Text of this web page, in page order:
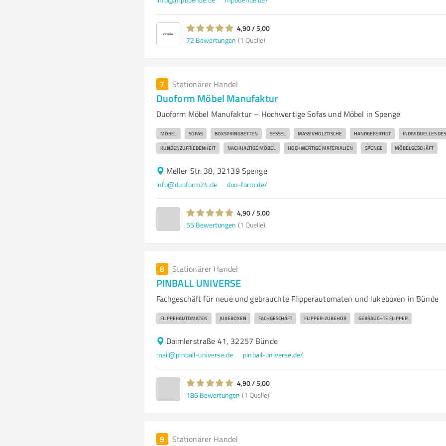
4,90 / 5,00
72 Bewertungen (1 Quelle)
7 Stationärer Handel
Duoform Möbel Manufaktur
Duoform Möbel Manufaktur – Hochwertige Sofas und Möbel in Spenge
MÖBEL SOFAS BOXSPRINGBETTEN SESSEL MASSIVHOLZTISCHE HANDGEFERTIGT INDIVIDUELLES
KUNDENZUFRIEDENHEIT NACHHALTIGE MÖBEL HOCHWERTIGE MATERIALIEN SPENGE MÖBELGESCHÄFT
Meller Str. 38, 32139 Spenge
info@duoform24.de duo-form.de/
4,90 / 5,00
55 Bewertungen (1 Quelle)
8 Stationärer Handel
PINBALL UNIVERSE
Fachgeschäft für neue und gebrauchte Flipperautomaten und Jukeboxen in Bünde
FLIPPERAUTOMATEN JUKEBOXEN FACHGESCHÄFT FLIPPER-ZUBEHÖR GEBRAUCHTE FLIPPER
Daimlerstraße 41, 32257 Bünde
mail@pinball-universe.de pinball-universe.de/
4,90 / 5,00
186 Bewertungen (1 Quelle)
9 Stationärer Handel